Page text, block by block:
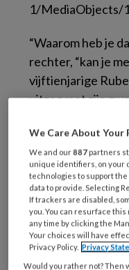
“Waarom heb je
rechter, “kan je
vijftienjarige
uitzag met zijn
zenuwachtig en
formele
van zijn voetstuk
voeten en
antwoord. “Wat
“Gewoon”,
je het gewoon om
We Care About Your
We and our887 partners
unique identifiers, on your
technologies to support
data to provide. Selecting
If trackers are disabled,
you. You can resurface
any time by clicking the
Your choices will have
Privacy Policy. Privacy
Would you rather not? Then